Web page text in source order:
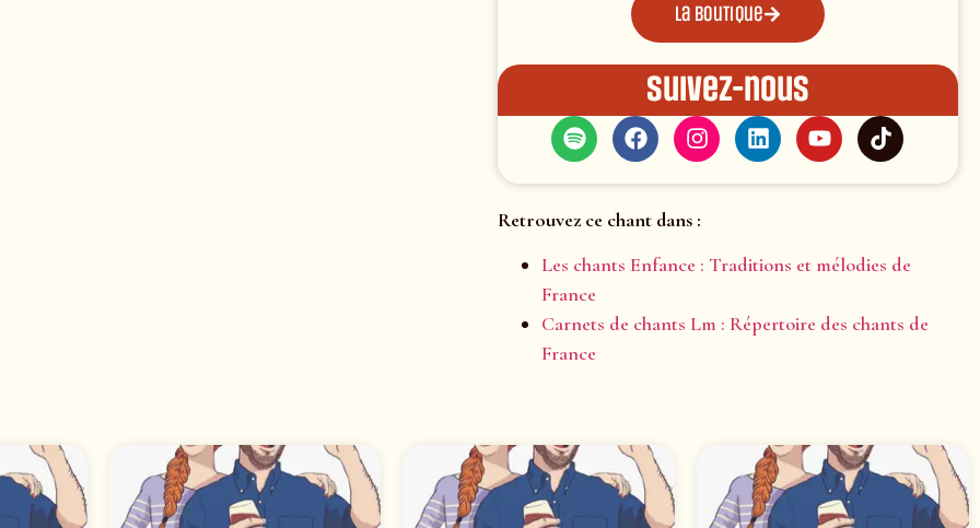
La boutique
Suivez-nous
Retrouvez ce chant dans :
Les chants Enfance : Traditions et mélodies de
France
Carnets de chants Lm : Répertoire des chants de
France